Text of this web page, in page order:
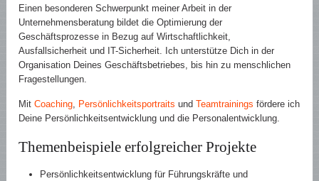
Einen besonderen Schwerpunkt meiner Arbeit in der
Unternehmensberatung bildet die Optimierung der
Geschäftsprozesse in Bezug auf Wirtschaftlichkeit,
Ausfallsicherheit und IT-Sicherheit. Ich unterstütze Dich in der
Organisation Deines Geschäftsbetriebes, bis hin zu menschlichen
Fragestellungen.
MitCoaching, PersönlichkeitsportraitsundTeamtrainingsfördere ich
Deine Persönlichkeitsentwicklung und die Personalentwicklung.
Themenbeispiele erfolgreicher Projekte
Persönlichkeitsentwicklung für Führungskräfte und